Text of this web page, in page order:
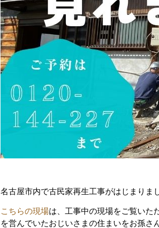
名古屋市内で古民家再生工事がはじまりま
こちらの現場は、工事中の現場をご覧いた
を営んでいたおじいさまの住まいをお孫さ